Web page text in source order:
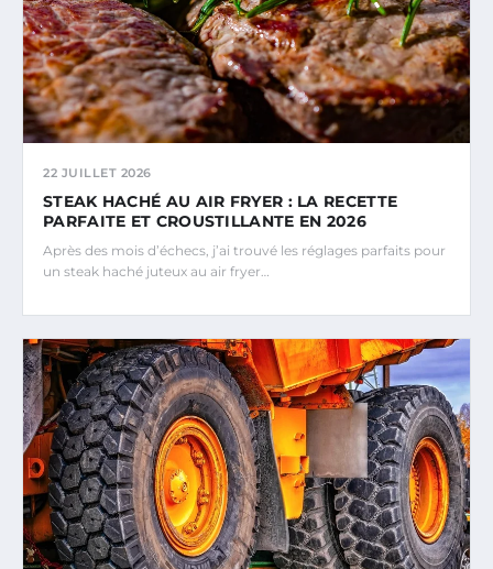
22 JUILLET 2026
STEAK HACHÉ AU AIR FRYER : LA RECETTE
PARFAITE ET CROUSTILLANTE EN 2026
Après des mois d’échecs, j’ai trouvé les réglages parfaits pour
un steak haché juteux au air fryer…